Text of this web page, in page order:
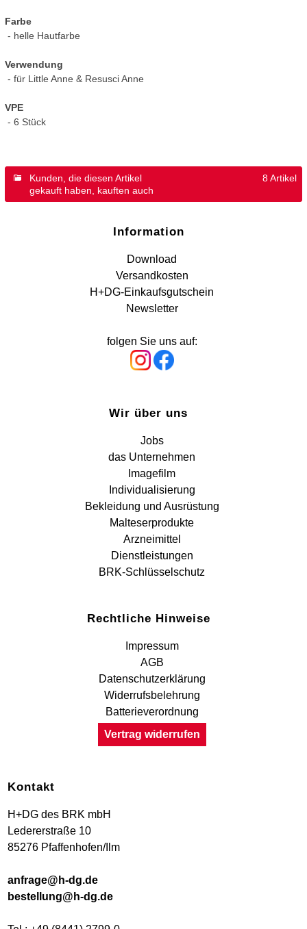
Farbe
- helle Hautfarbe
Verwendung
- für Little Anne & Resusci Anne
VPE
- 6 Stück
Kunden, die diesen Artikel
gekauft haben, kauften auch
8 Artikel
Information
Download
Versandkosten
H+DG-Einkaufsgutschein
Newsletter
folgen Sie uns auf:
Wir über uns
Jobs
das Unternehmen
Imagefilm
Individualisierung
Bekleidung und Ausrüstung
Malteserprodukte
Arzneimittel
Dienstleistungen
BRK-Schlüsselschutz
Rechtliche Hinweise
Impressum
AGB
Datenschutzerklärung
Widerrufsbelehrung
Batterieverordnung
Vertrag widerrufen
Kontakt
H+DG des BRK mbH
Ledererstraße 10
85276 Pfaffenhofen/Ilm
anfrage@h-dg.de
bestellung@h-dg.de